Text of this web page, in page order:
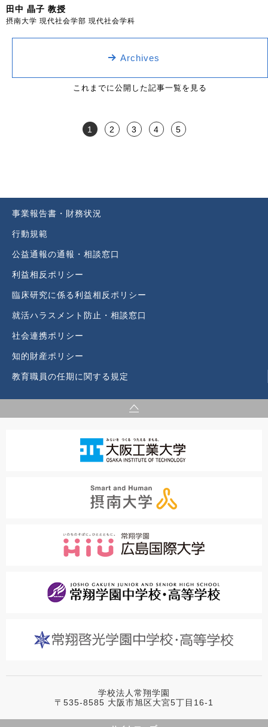
田中 晶子 教授
摂南大学 現代社会学部 現代社会学科
Archives
これまでに公開した記事一覧を見る
1 2 3 4 5
事業報告書・財務状況
行動規範
公益通報の通報・相談窓口
利益相反ポリシー
臨床研究に係る利益相反ポリシー
就活ハラスメント防止・相談窓口
社会連携ポリシー
知的財産ポリシー
教育職員の任期に関する規定
学校法人常翔学園
〒535-8585 大阪市旭区大宮5丁目16-1